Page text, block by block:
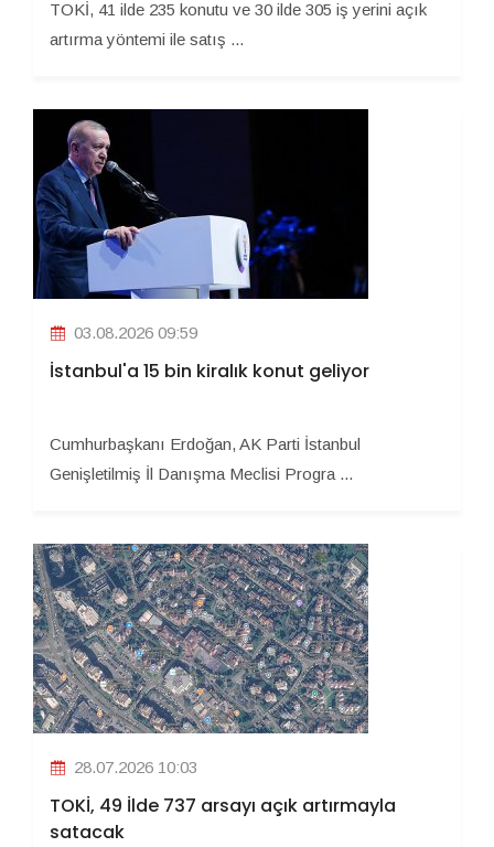
TOKİ, 41 ilde 235 konutu ve 30 ilde 305 iş yerini açık
artırma yöntemi ile satış ...
03.08.2026 09:59
İstanbul'a 15 bin kiralık konut geliyor
Cumhurbaşkanı Erdoğan, AK Parti İstanbul
Genişletilmiş İl Danışma Meclisi Progra ...
28.07.2026 10:03
TOKİ, 49 İlde 737 arsayı açık artırmayla
satacak